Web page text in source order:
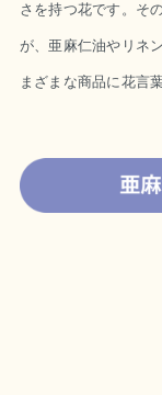
さを持つ花です。そ
が、亜麻仁油やリネ
まざまな商品に花言